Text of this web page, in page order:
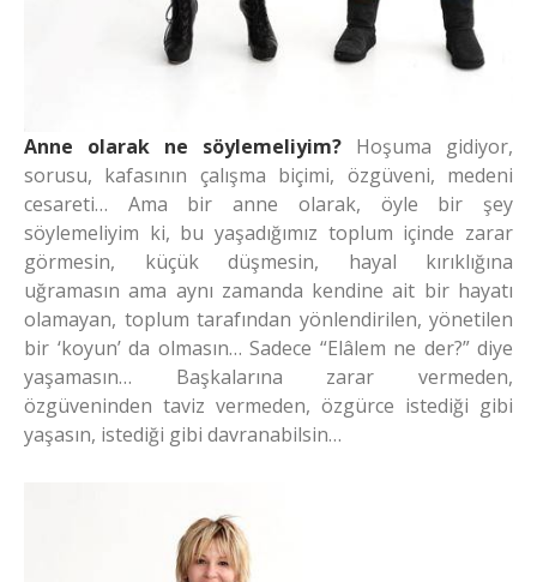
Anne olarak ne söylemeliyim? Hoşuma gidiyor,
sorusu, kafasının çalışma biçimi, özgüveni, medeni
cesareti… Ama bir anne olarak, öyle bir şey
söylemeliyim ki, bu yaşadığımız toplum içinde zarar
görmesin, küçük düşmesin, hayal kırıklığına
uğramasın ama aynı zamanda kendine ait bir hayatı
olamayan, toplum tarafından yönlendirilen, yönetilen
bir ‘koyun’ da olmasın… Sadece “Elâlem ne der?” diye
yaşamasın… Başkalarına zarar vermeden,
özgüveninden taviz vermeden, özgürce istediği gibi
yaşasın, istediği gibi davranabilsin…